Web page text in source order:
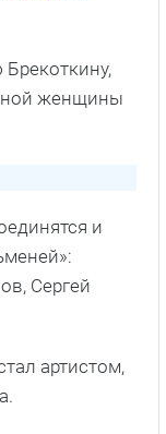
женщины
и
Сергей
артистом,